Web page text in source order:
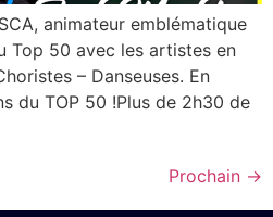
animateur emblématique
Top 50 avec les artistes en
– Danseuses. En
du TOP 50 !Plus de 2h30 de
Prochain →